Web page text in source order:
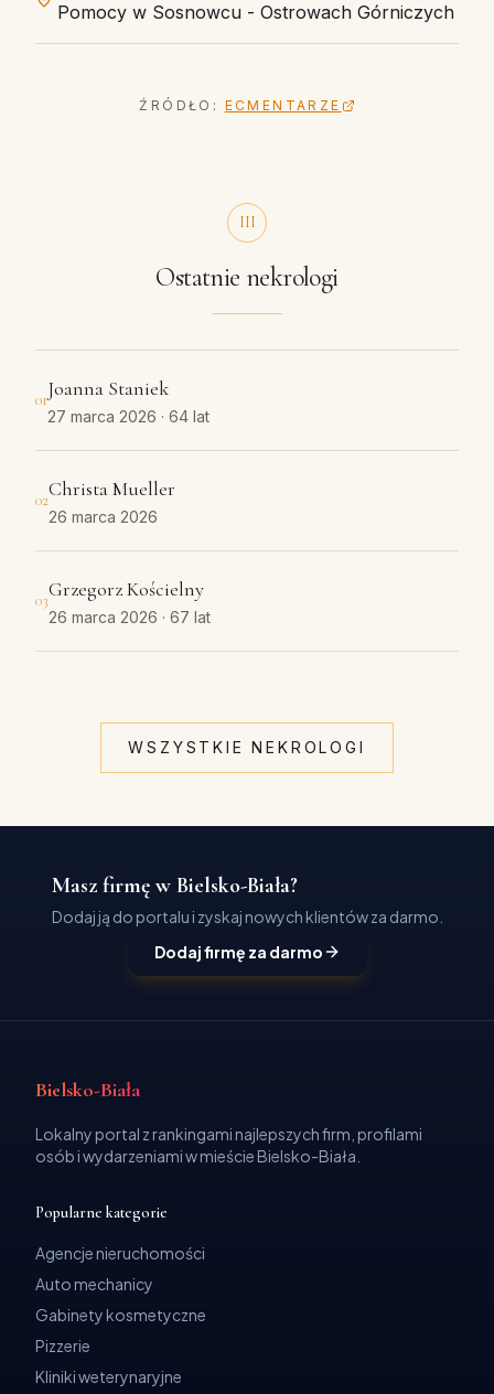
Pomocy w Sosnowcu - Ostrowach Górniczych
ŹRÓDŁO: ECMENTARZE
III
Ostatnie nekrologi
01Joanna Staniek
27 marca 2026 · 64 lat
02Christa Mueller
26 marca 2026
03Grzegorz Kościelny
26 marca 2026 · 67 lat
WSZYSTKIE NEKROLOGI
Masz firmę w Bielsko-Biała?
Dodaj ją do portalu i zyskaj nowych klientów za darmo.
Dodaj firmę za darmo
Bielsko-Biała
Lokalny portal z rankingami najlepszych firm, profilami
osób i wydarzeniami w mieście Bielsko-Biała.
Popularne kategorie
Agencje nieruchomości
Auto mechanicy
Gabinety kosmetyczne
Pizzerie
Kliniki weterynaryjne